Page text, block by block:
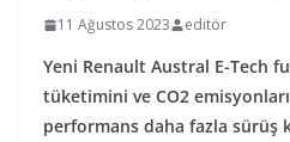
11 Ağustos 2023 editör
Yeni Renault Austral E-Tech
tüketimini ve CO2
performans daha fazla sürüş